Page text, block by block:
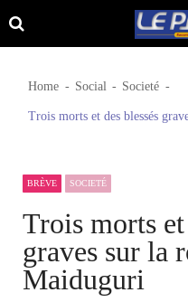
Skip
to
Skip
to
Home Social Societé
Trois morts et des blessés
BRÈVE SOCIETÉ
Trois morts et
graves sur la
Maiduguri